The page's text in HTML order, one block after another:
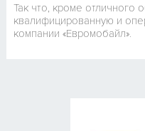
Так что, кроме отличного
квалифицированную и
компании «Евромобайл».